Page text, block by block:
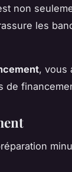
non
les
, vous
de